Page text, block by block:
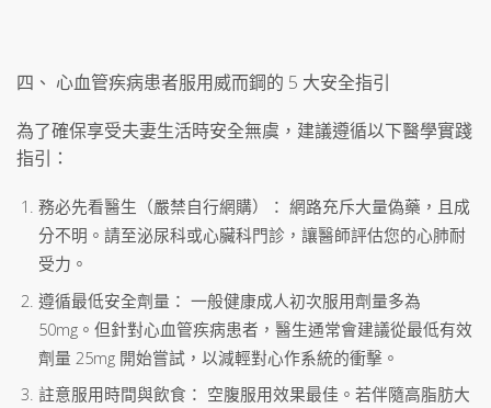
四、 心血管疾病患者服用威而鋼的 5 大安全指引
為了確保享受夫妻生活時安全無虞，建議遵循以下醫學實踐
指引：
務必先看醫生（嚴禁自行網購）： 網路充斥大量偽藥，且成
分不明。請至泌尿科或心臟科門診，讓醫師評估您的心肺耐
受力。
遵循最低安全劑量： 一般健康成人初次服用劑量多為
50mg。但針對心血管疾病患者，醫生通常會建議從最低有效
劑量 25mg 開始嘗試，以減輕對心作系統的衝擊。
註意服用時間與飲食： 空腹服用效果最佳。若伴隨高脂肪大